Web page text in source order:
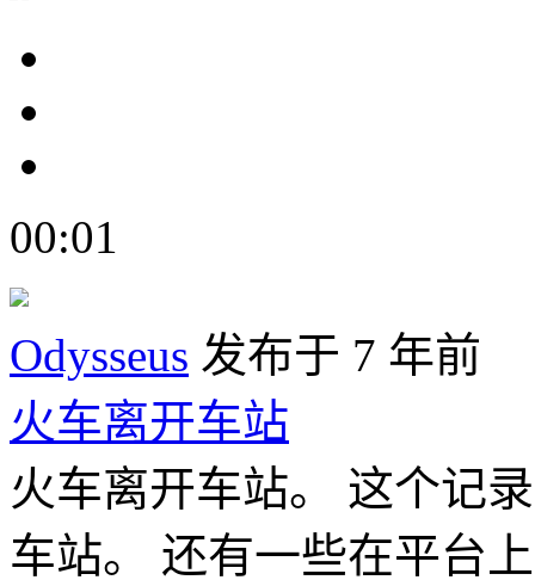
00:01
Odysseus 发布于 7 年前
火车离开车站
火车离开车站。 这个记
车站。 还有一些在平台